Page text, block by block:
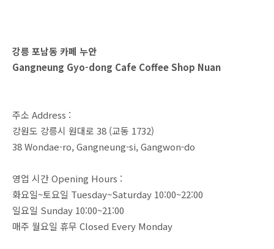
강릉 포남동 카페 누안
Gangneung Gyo-dong Cafe Coffee Shop Nuan
주소 Address :
강원도 강릉시 원대로 38 (교동 1732)
38 Wondae-ro, Gangneung-si, Gangwon-do
영업 시간 Opening Hours :
화요일~토요일 Tuesday~Saturday 10:00~22:00
일요일 Sunday 10:00~21:00
매주 월요일 휴무 Closed Every Monday